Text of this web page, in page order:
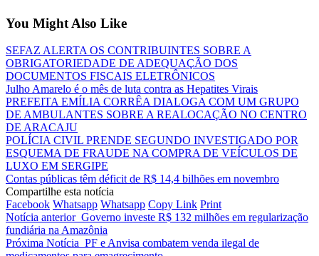
You Might Also Like
SEFAZ ALERTA OS CONTRIBUINTES SOBRE A
OBRIGATORIEDADE DE ADEQUAÇÃO DOS
DOCUMENTOS FISCAIS ELETRÔNICOS
Julho Amarelo é o mês de luta contra as Hepatites Virais
PREFEITA EMÍLIA CORRÊA DIALOGA COM UM GRUPO
DE AMBULANTES SOBRE A REALOCAÇÃO NO CENTRO
DE ARACAJU
POLÍCIA CIVIL PRENDE SEGUNDO INVESTIGADO POR
ESQUEMA DE FRAUDE NA COMPRA DE VEÍCULOS DE
LUXO EM SERGIPE
Contas públicas têm déficit de R$ 14,4 bilhões em novembro
Compartilhe esta notícia
Facebook Whatsapp Whatsapp Copy Link Print
Notícia anterior Governo investe R$ 132 milhões em regularização
fundiária na Amazônia
Próxima Notícia PF e Anvisa combatem venda ilegal de